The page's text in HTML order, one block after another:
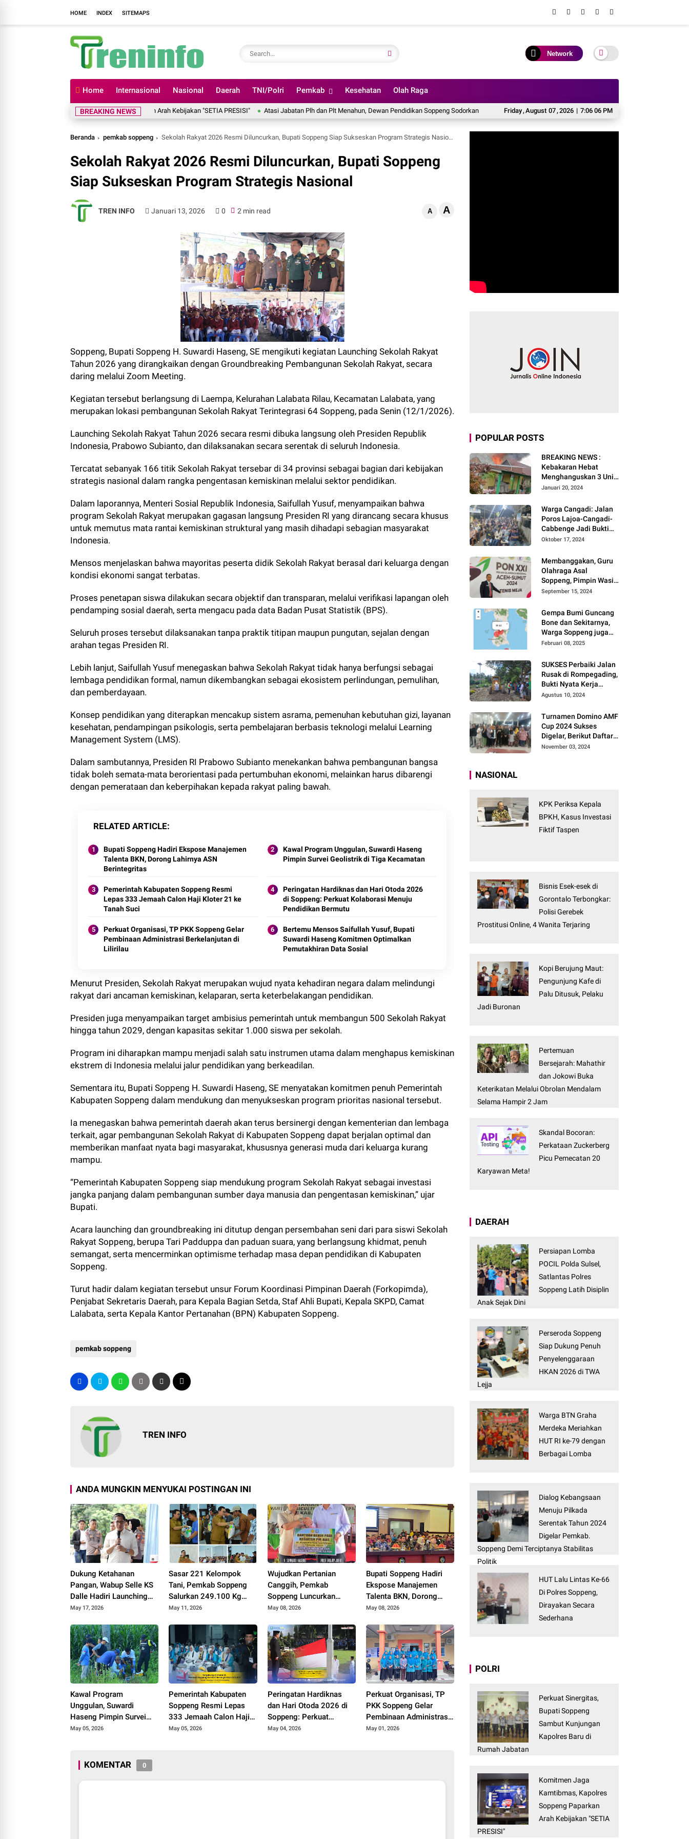
HOME INDEX SITEMAPS
Network
Home Internasional Nasional Daerah TNI/Polri Pemkab Kesehatan Olah Raga
Friday,August 07,2026 | 7:06 07 PM
BREAKING NEWS
Kamtibmas, Kapolres Soppeng Paparkan Arah Kebijakan "SETIA PRESISI" Atasi Jabatan Plh dan Plt Menahun, Dewan Pendidikan Soppeng Sodorkan Rekomendasi Pembenahan Tata Kelola Sekolah Pemkab Soppeng Bersama
Beranda pemkab soppeng Sekolah Rakyat 2026 Resmi Diluncurkan, Bupati Soppeng Siap Sukseskan Program Strategis Nasional
Sekolah Rakyat 2026 Resmi Diluncurkan, Bupati Soppeng
Siap Sukseskan Program Strategis Nasional
TREN INFO Januari 13, 2026 0 2 min read A A
Soppeng, Bupati Soppeng H. Suwardi Haseng, SE mengikuti kegiatan Launching Sekolah Rakyat
Tahun 2026 yang dirangkaikan dengan Groundbreaking Pembangunan Sekolah Rakyat, secara
daring melalui Zoom Meeting.
Kegiatan tersebut berlangsung di Laempa, Kelurahan Lalabata Rilau, Kecamatan Lalabata, yang
merupakan lokasi pembangunan Sekolah Rakyat Terintegrasi 64 Soppeng, pada Senin (12/1/2026).
Launching Sekolah Rakyat Tahun 2026 secara resmi dibuka langsung oleh Presiden Republik
Indonesia, Prabowo Subianto, dan dilaksanakan secara serentak di seluruh Indonesia.
Tercatat sebanyak 166 titik Sekolah Rakyat tersebar di 34 provinsi sebagai bagian dari kebijakan
strategis nasional dalam rangka pengentasan kemiskinan melalui sektor pendidikan.
Dalam laporannya, Menteri Sosial Republik Indonesia, Saifullah Yusuf, menyampaikan bahwa
program Sekolah Rakyat merupakan gagasan langsung Presiden RI yang dirancang secara khusus
untuk memutus mata rantai kemiskinan struktural yang masih dihadapi sebagian masyarakat
Indonesia.
Mensos menjelaskan bahwa mayoritas peserta didik Sekolah Rakyat berasal dari keluarga dengan
kondisi ekonomi sangat terbatas.
Proses penetapan siswa dilakukan secara objektif dan transparan, melalui verifikasi lapangan oleh
pendamping sosial daerah, serta mengacu pada data Badan Pusat Statistik (BPS).
Seluruh proses tersebut dilaksanakan tanpa praktik titipan maupun pungutan, sejalan dengan
arahan tegas Presiden RI.
Lebih lanjut, Saifullah Yusuf menegaskan bahwa Sekolah Rakyat tidak hanya berfungsi sebagai
lembaga pendidikan formal, namun dikembangkan sebagai ekosistem perlindungan, pemulihan,
dan pemberdayaan.
Konsep pendidikan yang diterapkan mencakup sistem asrama, pemenuhan kebutuhan gizi, layanan
kesehatan, pendampingan psikologis, serta pembelajaran berbasis teknologi melalui Learning
Management System (LMS).
Dalam sambutannya, Presiden RI Prabowo Subianto menekankan bahwa pembangunan bangsa
tidak boleh semata-mata berorientasi pada pertumbuhan ekonomi, melainkan harus dibarengi
dengan pemerataan dan keberpihakan kepada rakyat paling bawah.
RELATED ARTICLE
Bupati Soppeng Hadiri Ekspose Manajemen
Talenta BKN, Dorong Lahirnya ASN
Berintegritas
Kawal Program Unggulan, Suwardi Haseng
Pimpin Survei Geolistrik di Tiga Kecamatan
Pemerintah Kabupaten Soppeng Resmi
Lepas 333 Jemaah Calon Haji Kloter 21 ke
Tanah Suci
Peringatan Hardiknas dan Hari Otoda 2026
di Soppeng: Perkuat Kolaborasi Menuju
Pendidikan Bermutu
Perkuat Organisasi, TP PKK Soppeng Gelar
Pembinaan Administrasi Berkelanjutan di
Lilirilau
Bertemu Mensos Saifullah Yusuf, Bupati
Suwardi Haseng Komitmen Optimalkan
Pemutakhiran Data Sosial
Menurut Presiden, Sekolah Rakyat merupakan wujud nyata kehadiran negara dalam melindungi
rakyat dari ancaman kemiskinan, kelaparan, serta keterbelakangan pendidikan.
Presiden juga menyampaikan target ambisius pemerintah untuk membangun 500 Sekolah Rakyat
hingga tahun 2029, dengan kapasitas sekitar 1.000 siswa per sekolah.
Program ini diharapkan mampu menjadi salah satu instrumen utama dalam menghapus kemiskinan
ekstrem di Indonesia melalui jalur pendidikan yang berkeadilan.
Sementara itu, Bupati Soppeng H. Suwardi Haseng, SE menyatakan komitmen penuh Pemerintah
Kabupaten Soppeng dalam mendukung dan menyukseskan program prioritas nasional tersebut.
Ia menegaskan bahwa pemerintah daerah akan terus bersinergi dengan kementerian dan lembaga
terkait, agar pembangunan Sekolah Rakyat di Kabupaten Soppeng dapat berjalan optimal dan
memberikan manfaat nyata bagi masyarakat, khususnya generasi muda dari keluarga kurang
mampu.
“Pemerintah Kabupaten Soppeng siap mendukung program Sekolah Rakyat sebagai investasi
jangka panjang dalam pembangunan sumber daya manusia dan pengentasan kemiskinan,” ujar
Bupati.
Acara launching dan groundbreaking ini ditutup dengan persembahan seni dari para siswi Sekolah
Rakyat Soppeng, berupa Tari Padduppa dan paduan suara, yang berlangsung khidmat, penuh
semangat, serta mencerminkan optimisme terhadap masa depan pendidikan di Kabupaten
Soppeng.
Turut hadir dalam kegiatan tersebut unsur Forum Koordinasi Pimpinan Daerah (Forkopimda),
Penjabat Sekretaris Daerah, para Kepala Bagian Setda, Staf Ahli Bupati, Kepala SKPD, Camat
Lalabata, serta Kepala Kantor Pertanahan (BPN) Kabupaten Soppeng.
pemkab soppeng
TREN INFO
ANDA MUNGKIN MENYUKAI POSTINGAN INI
Dukung Ketahanan
Pangan, Wabup Selle KS
Dalle Hadiri Launching
SPPG Polri di Lalabata
May 17, 2026
Sasar 221 Kelompok
Tani, Pemkab Soppeng
Salurkan 249.100 Kg
Benih Padi dan Jagung
May 11, 2026
Wujudkan Pertanian
Canggih, Pemkab
Soppeng Luncurkan
Program Advanced
May 08, 2026
Bupati Soppeng Hadiri
Ekspose Manajemen
Talenta BKN, Dorong
Lahirnya ASN
May 08, 2026
Kawal Program
Unggulan, Suwardi
Haseng Pimpin Survei
Geolistrik di Tiga
May 05, 2026
Pemerintah Kabupaten
Soppeng Resmi Lepas
333 Jemaah Calon Haji
Kloter 21 ke Tanah Suci
May 05, 2026
Peringatan Hardiknas
dan Hari Otoda 2026 di
Soppeng: Perkuat
Kolaborasi Menuju
May 04, 2026
Perkuat Organisasi, TP
PKK Soppeng Gelar
Pembinaan Administrasi
Berkelanjutan di Lilirilau
May 01, 2026
KOMENTAR 0
POPULAR POSTS
BREAKING NEWS :
Kebakaran Hebat
Menghanguskan 3 Unit
Rumah Di Jalan
Watansoppeng
Januari 20, 2024
Warga Cangadi: Jalan
Poros Lajoa-Cangadi-
Cabbenge Jadi Bukti
Kinerja SUKSES
Oktober 17, 2024
Membanggakan, Guru
Olahraga Asal
Soppeng, Pimpin Wasit
Tenis Meja PON XXI
September 15, 2024
Gempa Bumi Guncang
Bone dan Sekitarnya,
Warga Soppeng juga
Merasakan
Februari 08, 2025
SUKSES Perbaiki Jalan
Rusak di Rompegading,
Bukti Nyata Kerja
Tanpa Tunggu
Agustus 10, 2024
Turnamen Domino AMF
Cup 2024 Sukses
Digelar, Berikut Daftar
Pemenangnya
November 03, 2024
NASIONAL
KPK Periksa Kepala
BPKH, Kasus Investasi
Fiktif Taspen
Bisnis Esek-esek di
Gorontalo Terbongkar:
Polisi Gerebek
Prostitusi Online, 4 Wanita Terjaring
Kopi Berujung Maut:
Pengunjung Kafe di
Palu Ditusuk, Pelaku
Jadi Buronan
Pertemuan
Bersejarah: Mahathir
dan Jokowi Buka
Keterikatan Melalui Obrolan Mendalam
Selama Hampir 2 Jam
Skandal Bocoran:
Perkataan Zuckerberg
Picu Pemecatan 20
Karyawan Meta!
DAERAH
Persiapan Lomba
POCIL Polda Sulsel,
Satlantas Polres
Soppeng Latih Disiplin
Anak Sejak Dini
Perseroda Soppeng
Siap Dukung Penuh
Penyelenggaraan
HKAN 2026 di TWA
Lejja
Warga BTN Graha
Merdeka Meriahkan
HUT RI ke-79 dengan
Berbagai Lomba
Dialog Kebangsaan
Menuju Pilkada
Serentak Tahun 2024
Digelar Pemkab.
Soppeng Demi Terciptanya Stabilitas
Politik
HUT Lalu Lintas Ke-66
Di Polres Soppeng,
Dirayakan Secara
Sederhana
POLRI
Perkuat Sinergitas,
Bupati Soppeng
Sambut Kunjungan
Kapolres Baru di
Rumah Jabatan
Komitmen Jaga
Kamtibmas, Kapolres
Soppeng Paparkan
Arah Kebijakan "SETIA
PRESISI"